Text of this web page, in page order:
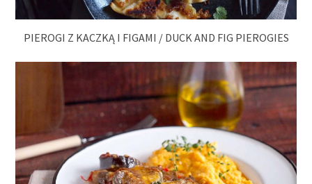
PIEROGI Z KACZKĄ I FIGAMI / DUCK AND FIG PIEROGIES